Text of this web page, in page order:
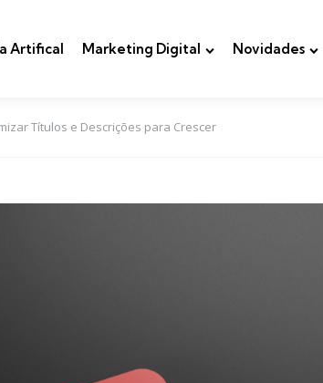
Artifical Marketing Digital Novidades
Títulos e Descrições para Crescer